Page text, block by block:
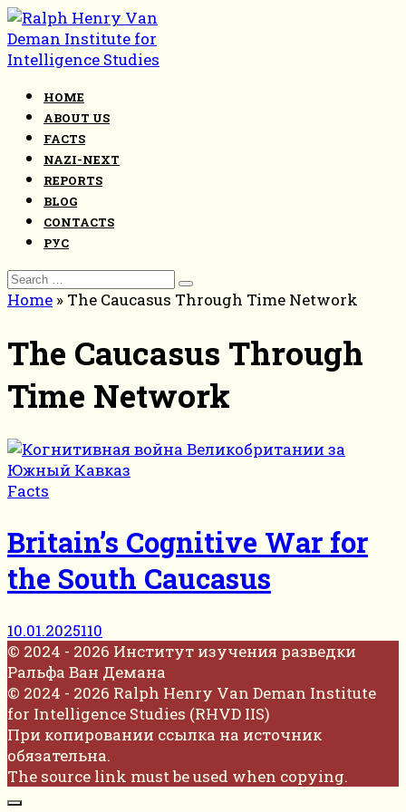
Skip
to
content
HOME
ABOUT US
FACTS
NAZI-NEXT
REPORTS
BLOG
CONTACTS
РУС
Search
for:
Home » The Caucasus Through Time Network
The Caucasus Through
Time Network
Facts
Britain’s Cognitive War for
the South Caucasus
10.01.2025110
© 2024 - 2026 Институт изучения разведки
Ральфа Ван Демана
© 2024 - 2026 Ralph Henry Van Deman Institute
for Intelligence Studies (RHVD IIS)
При копировании ссылка на источник
обязательна.
The source link must be used when copying.